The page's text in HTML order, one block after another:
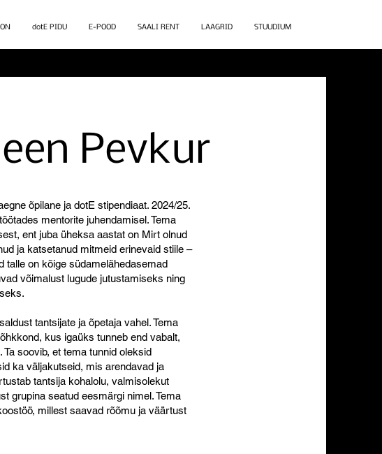
dotE PIDU E-POOD SAALI RENT LAAGRID STUUDIUM
Pevkur
õpilane ja dotE stipendiaat. 2024/25.
mentorite juhendamisel. Tema
ent juba üheksa aastat on Mirt olnud
ja katsetanud mitmeid erinevaid stiile –
talle on kõige südamelähedasemad
võimalust lugude jutustamiseks ning
tantsijate ja õpetaja vahel. Tema
kus igaüks tunneb end vabalt,
soovib, et tema tunnid oleksid
ka väljakutseid, mis arendavad ja
tantsija kohalolu, valmisolekut
grupina seatud eesmärgi nimel. Tema
millest saavad rõõmu ja väärtust